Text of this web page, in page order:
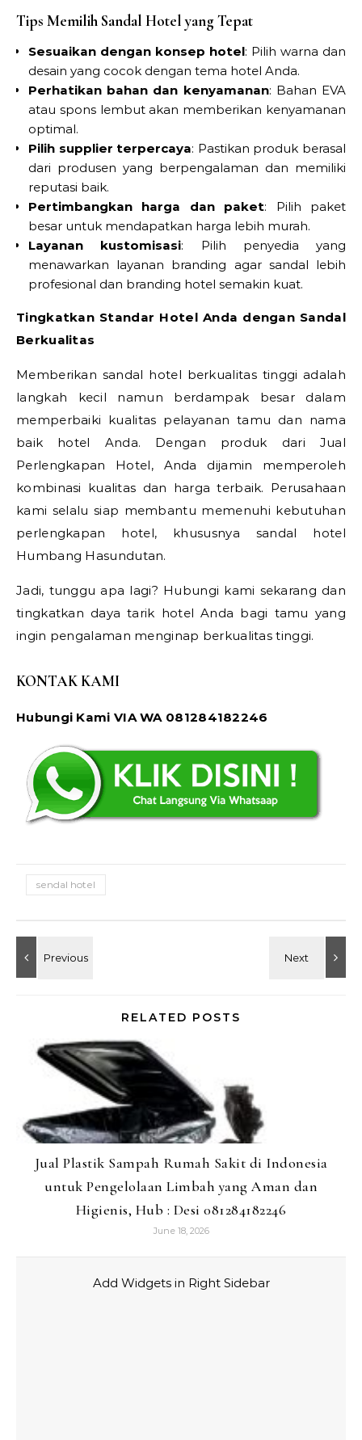
Tips Memilih Sandal Hotel yang Tepat
Sesuaikan dengan konsep hotel: Pilih warna dan
desain yang cocok dengan tema hotel Anda.
Perhatikan bahan dan kenyamanan: Bahan EVA
atau spons lembut akan memberikan kenyamanan
optimal.
Pilih supplier terpercaya: Pastikan produk berasal
dari produsen yang berpengalaman dan memiliki
reputasi baik.
Pertimbangkan harga dan paket: Pilih paket
besar untuk mendapatkan harga lebih murah.
Layanan kustomisasi: Pilih penyedia yang
menawarkan layanan branding agar sandal lebih
profesional dan branding hotel semakin kuat.
Tingkatkan Standar Hotel Anda dengan Sandal
Berkualitas
Memberikan sandal hotel berkualitas tinggi adalah
langkah kecil namun berdampak besar dalam
memperbaiki kualitas pelayanan tamu dan nama
baik hotel Anda. Dengan produk dari Jual
Perlengkapan Hotel, Anda dijamin memperoleh
kombinasi kualitas dan harga terbaik. Perusahaan
kami selalu siap membantu memenuhi kebutuhan
perlengkapan hotel, khususnya sandal hotel
Humbang Hasundutan.
Jadi, tunggu apa lagi? Hubungi kami sekarang dan
tingkatkan daya tarik hotel Anda bagi tamu yang
ingin pengalaman menginap berkualitas tinggi.
KONTAK KAMI
Hubungi Kami VIA WA 081284182246
sendal hotel
RELATED POSTS
Jual Plastik Sampah Rumah Sakit di Indonesia
untuk Pengelolaan Limbah yang Aman dan
Higienis, Hub : Desi 081284182246
June 18, 2026
Add Widgets in Right Sidebar